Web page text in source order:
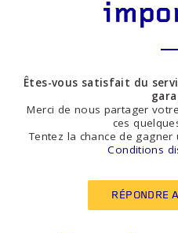
Êtes-vous satisfait du
Merci de nous partager
ces
Tentez la chance de
Conditions
RÉPONDRE